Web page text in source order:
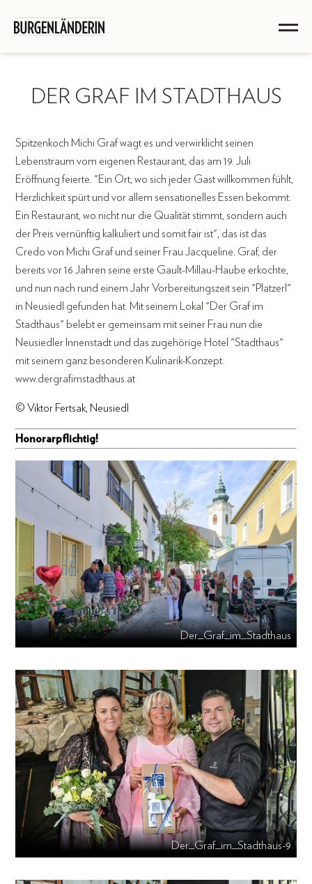
DER GRAF IM STADTHAUS
Spitzenkoch Michi Graf wagt es und verwirklicht seinen
Lebenstraum vom eigenen Restaurant, das am 19. Juli
Eröffnung feierte. "Ein Ort, wo sich jeder Gast willkommen fühlt,
Herzlichkeit spürt und vor allem sensationelles Essen bekommt.
Ein Restaurant, wo nicht nur die Qualität stimmt, sondern auch
der Preis vernünftig kalkuliert und somit fair ist", das ist das
Credo von Michi Graf und seiner Frau Jacqueline. Graf, der
bereits vor 16 Jahren seine erste Gault-Millau-Haube erkochte,
und nun nach rund einem Jahr Vorbereitungszeit sein "Platzerl"
in Neusiedl gefunden hat. Mit seinem Lokal "Der Graf im
Stadthaus" belebt er gemeinsam mit seiner Frau nun die
Neusiedler Innenstadt und das zugehörige Hotel "Stadthaus"
mit seinem ganz besonderen Kulinarik-Konzept.
www.dergrafimstadthaus.at
© Viktor Fertsak, Neusiedl
Honorarpflichtig!
Der_Graf_im_Stadthaus
Der_Graf_im_Stadthaus-9